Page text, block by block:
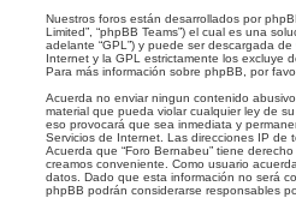
Nuestros foros están desarrollados por
Limited”, “phpBB Teams”) el cual es una
adelante “GPL”) y puede ser descargada de
Internet y la GPL estrictamente los excluye
Para más información sobre phpBB, por
Acuerda no enviar ningun contenido
material que pueda violar cualquier ley de
eso provocará que sea inmediata y
Servicios de Internet. Las direcciones IP de
Acuerda que “Foro Bernabeu” tiene
creamos conveniente. Como usuario
datos. Dado que esta información no será
phpBB podrán considerarse responsables